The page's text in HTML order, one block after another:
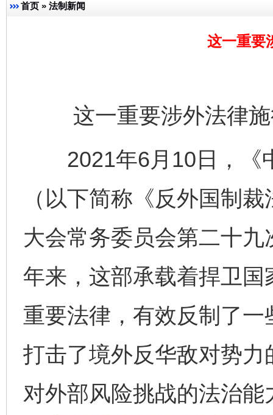
首页 » 法制新闻
这一重要
这一重要涉外法律施
2021年6月10日，《
（以下简称《反外国制
大会常务委员会第二十
年来，这部承载着捍卫
重要法律，有效反制了
打击了境外反华敌对势
对外部风险挑战的法治能